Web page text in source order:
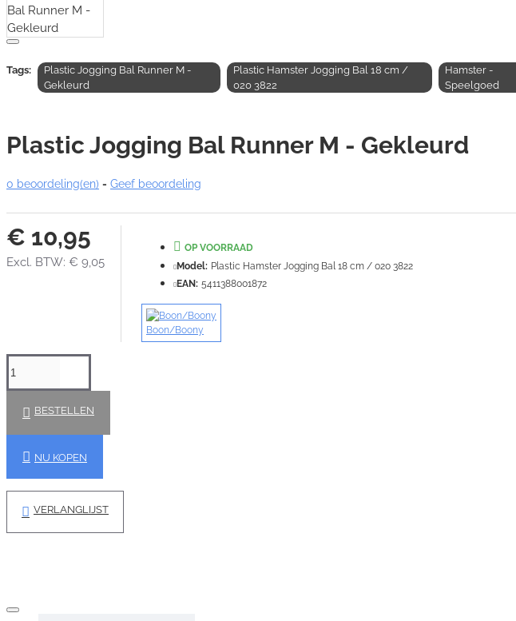
Tags:
Plastic Jogging Bal Runner M -
Gekleurd
Plastic Hamster Jogging Bal 18 cm /
020 3822
Hamster -
Speelgoed
Plastic Jogging Bal Runner M - Gekleurd
0 beoordeling(en) - Geef beoordeling
€ 10,95
Excl. BTW: € 9,05
OP VOORRAAD
Model: Plastic Hamster Jogging Bal 18 cm / 020 3822
EAN: 5411388001872
Boon/Boony
BESTELLEN
NU KOPEN
VERLANGLIJST